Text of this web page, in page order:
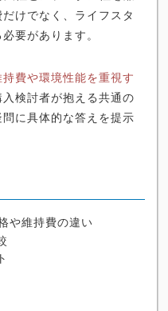
けでなく、ライフスタ
要があります。
費や環境性能を重視す
検討者が抱える共通の
に具体的な答えを提示
や維持費の違い